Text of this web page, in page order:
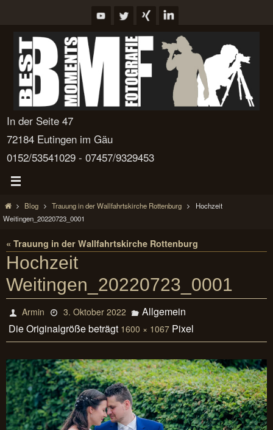
springen
In der Seite 47
72184 Eutingen im Gäu
0152/53541029 - 07457/9329453
StartBlog Trauung in der Wallfahrtskirche Rottenburg
Hochzeit
Weitingen_20220723_0001
« Trauung in der Wallfahrtskirche Rottenburg
Hochzeit
Weitingen_20220723_0001
Armin 3. Oktober 2022
Allgemein
Die Originalgröße beträgt 1600 × 1067 Pixel